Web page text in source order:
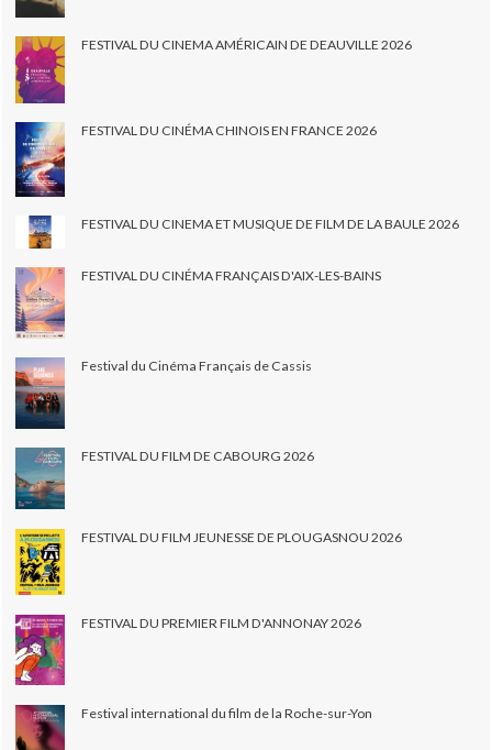
FESTIVAL DU CINEMA AMÉRICAIN DE DEAUVILLE 2026
FESTIVAL DU CINÉMA CHINOIS EN FRANCE 2026
FESTIVAL DU CINEMA ET MUSIQUE DE FILM DE LA BAULE 2026
FESTIVAL DU CINÉMA FRANÇAIS D'AIX-LES-BAINS
Festival du Cinéma Français de Cassis
FESTIVAL DU FILM DE CABOURG 2026
FESTIVAL DU FILM JEUNESSE DE PLOUGASNOU 2026
FESTIVAL DU PREMIER FILM D'ANNONAY 2026
Festival international du film de la Roche-sur-Yon